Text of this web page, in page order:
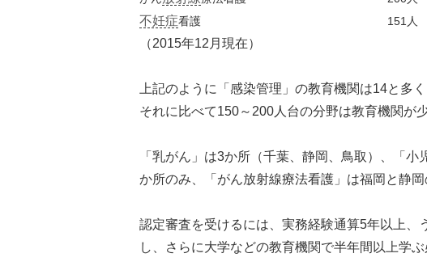
不妊症看護 151人
（2015年12月現在）
上記のように「感染管理」の教育機関は14と多
それに比べて150～200人台の分野は教育機関が
「乳がん」は3か所（千葉、静岡、鳥取）、「
か所のみ、「がん放射線療法看護」は福岡と静岡
認定審査を受けるには、実務経験通算5年以上、
し、さらに大学などの教育機関で半年間以上学ぶ